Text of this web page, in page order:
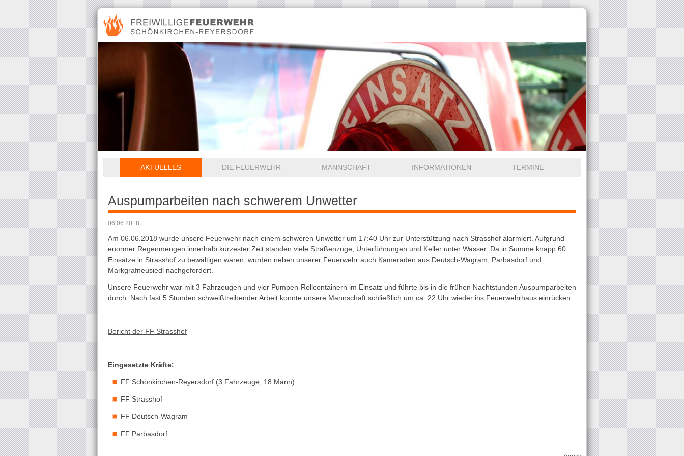
Navigation
AKTUELLES DIE FEUERWEHR MANNSCHAFT INFORMATIONEN TERMINE
Auspumparbeiten nach schwerem Unwetter
06.06.2018
Am 06.06.2018 wurde unsere Feuerwehr nach einem schweren Unwetter um 17:40 Uhr zur Unterstützung nach Strasshof alarmiert. Aufgrund
enormer Regenmengen innerhalb kürzester Zeit standen viele Straßenzüge, Unterführungen und Keller unter Wasser. Da in Summe knapp 60
Einsätze in Strasshof zu bewältigen waren, wurden neben unserer Feuerwehr auch Kameraden aus Deutsch-Wagram, Parbasdorf und
Markgrafneusiedl nachgefordert.
Unsere Feuerwehr war mit 3 Fahrzeugen und vier Pumpen-Rollcontainern im Einsatz und führte bis in die frühen Nachtstunden Auspumparbeiten
durch. Nach fast 5 Stunden schweißtreibender Arbeit konnte unsere Mannschaft schließlich um ca. 22 Uhr wieder ins Feuerwehrhaus einrücken.
Bericht der FF Strasshof
Eingesetzte Kräfte:
FF Schönkirchen-Reyersdorf (3 Fahrzeuge, 18 Mann)
FF Strasshof
FF Deutsch-Wagram
FF Parbasdorf